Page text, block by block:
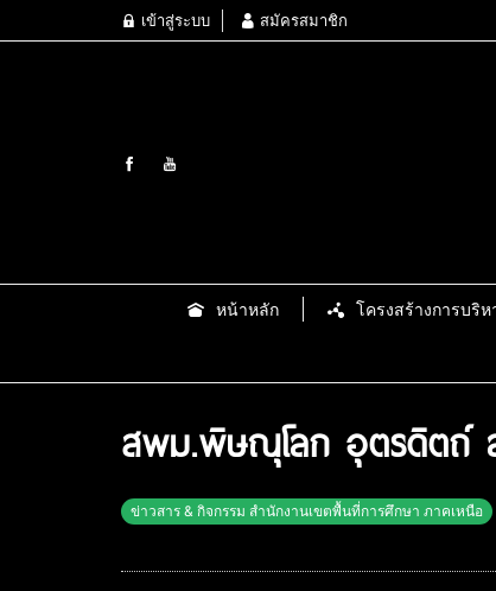
เข้าสู่ระบบ สมัครสมาชิก
หน้าหลัก โครงสร้างการบริห
สพม.พิษณุโลก อุตรดิตถ์
ข่าวสาร & กิจกรรม สำนักงานเขตพื้นที่การศึกษา ภาคเหนือ